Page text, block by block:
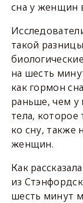
сна у женщин
такой
на шесть
как гормон
раньше, чем
тела,
ко сну, также
женщин.
Как
из
шесть минут